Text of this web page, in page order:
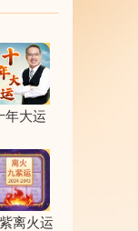
年大运
离火运